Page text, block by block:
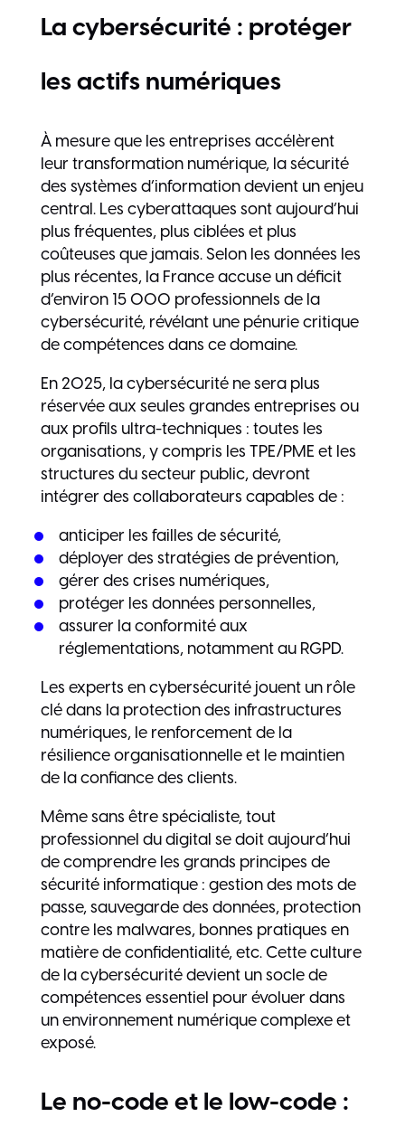
La cybersécurité : protéger
les actifs numériques
À mesure que les entreprises accélèrent
leur transformation numérique, la sécurité
des systèmes d’information devient un enjeu
central. Les cyberattaques sont aujourd’hui
plus fréquentes, plus ciblées et plus
coûteuses que jamais. Selon les données les
plus récentes, la France accuse un déficit
d’environ 15 000 professionnels de la
cybersécurité, révélant une pénurie critique
de compétences dans ce domaine.
En 2025, la cybersécurité ne sera plus
réservée aux seules grandes entreprises ou
aux profils ultra-techniques : toutes les
organisations, y compris les TPE/PME et les
structures du secteur public, devront
intégrer des collaborateurs capables de :
anticiper les failles de sécurité,
déployer des stratégies de prévention,
gérer des crises numériques,
protéger les données personnelles,
assurer la conformité aux
réglementations, notamment au RGPD.
Les experts en cybersécurité jouent un rôle
clé dans la protection des infrastructures
numériques, le renforcement de la
résilience organisationnelle et le maintien
de la confiance des clients.
Même sans être spécialiste, tout
professionnel du digital se doit aujourd’hui
de comprendre les grands principes de
sécurité informatique : gestion des mots de
passe, sauvegarde des données, protection
contre les malwares, bonnes pratiques en
matière de confidentialité, etc. Cette culture
de la cybersécurité devient un socle de
compétences essentiel pour évoluer dans
un environnement numérique complexe et
exposé.
Le no-code et le low-code :